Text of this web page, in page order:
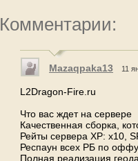
Комментарии:
Mazaqpaka13 11
L2Dragon-Fire.ru
Что вас ждет на сервере
Качественная сборка,
Рейты сервера XP: x10,
Респаун всех РБ по
Полная реализация